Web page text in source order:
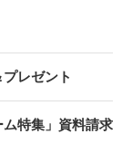
レゼント
特集」資料請求